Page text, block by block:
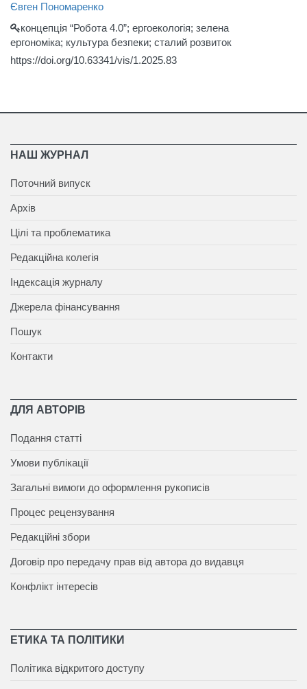
Євген Пономаренко
концепція “Робота 4.0”; ергоекологія; зелена
ергономіка; культура безпеки; сталий розвиток
https://doi.org/10.63341/vis/1.2025.83
НАШ ЖУРНАЛ
Поточний випуск
Архів
Цілі та проблематика
Редакційна колегія
Індексація журналу
Джерела фінансування
Пошук
Контакти
ДЛЯ АВТОРІВ
Подання статті
Умови публікації
Загальні вимоги до оформлення рукописів
Процес рецензування
Редакційні збори
Договір про передачу прав від автора до видавця
Конфлікт інтересів
ЕТИКА ТА ПОЛІТИКИ
Політика відкритого доступу